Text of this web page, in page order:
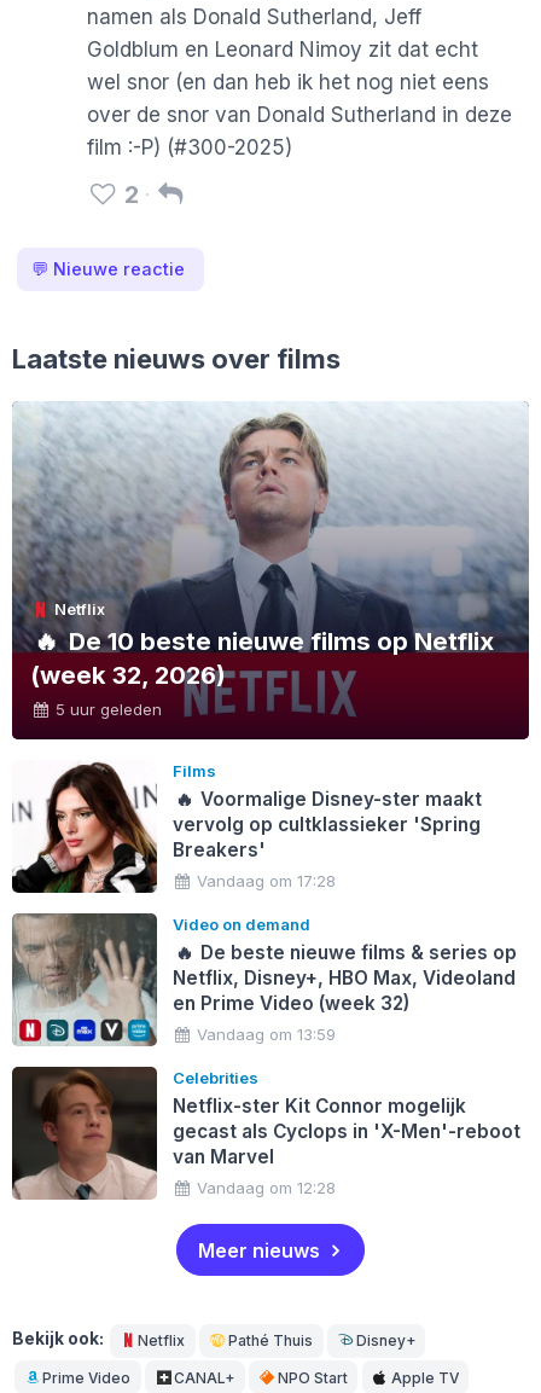
namen als Donald Sutherland, Jeff
Goldblum en Leonard Nimoy zit dat echt
wel snor (en dan heb ik het nog niet eens
over de snor van Donald Sutherland in deze
film :-P) (#300-2025)
2
💬 Nieuwe reactie
Laatste nieuws over films
Netflix
🔥De 10 beste nieuwe films op Netflix
(week 32, 2026)
5 uur geleden
Films
🔥 Voormalige Disney-ster maakt
vervolg op cultklassieker 'Spring
Breakers'
Vandaag om 17:28
Video on demand
🔥 De beste nieuwe films & series op
Netflix, Disney+, HBO Max, Videoland
en Prime Video (week 32)
Vandaag om 13:59
Celebrities
Netflix-ster Kit Connor mogelijk
gecast als Cyclops in 'X-Men'-reboot
van Marvel
Vandaag om 12:28
Meer nieuws
Bekijk ook: Netflix Pathé Thuis Disney+
Prime Video CANAL+ NPO Start Apple TV